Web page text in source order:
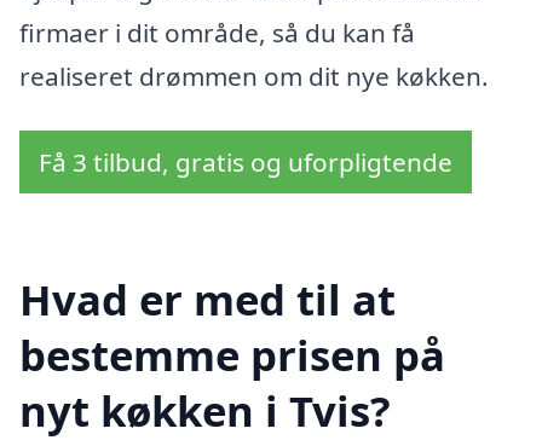
firmaer i dit område, så du kan få
realiseret drømmen om dit nye køkken.
Få 3 tilbud, gratis og uforpligtende
Hvad er med til at
bestemme prisen på
nyt køkken i Tvis?